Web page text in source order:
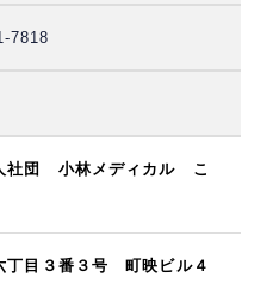
7818
社団 小林メディカル こ
丁目３番３号 町映ビル４